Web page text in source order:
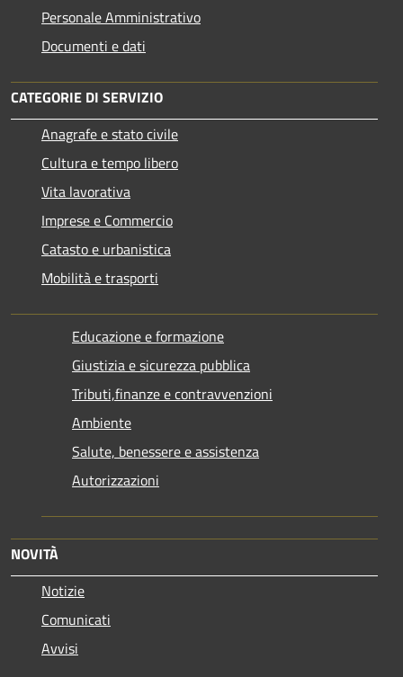
Personale Amministrativo
Documenti e dati
CATEGORIE DI SERVIZIO
Anagrafe e stato civile
Cultura e tempo libero
Vita lavorativa
Imprese e Commercio
Catasto e urbanistica
Mobilità e trasporti
Educazione e formazione
Giustizia e sicurezza pubblica
Tributi,finanze e contravvenzioni
Ambiente
Salute, benessere e assistenza
Autorizzazioni
NOVITÀ
Notizie
Comunicati
Avvisi